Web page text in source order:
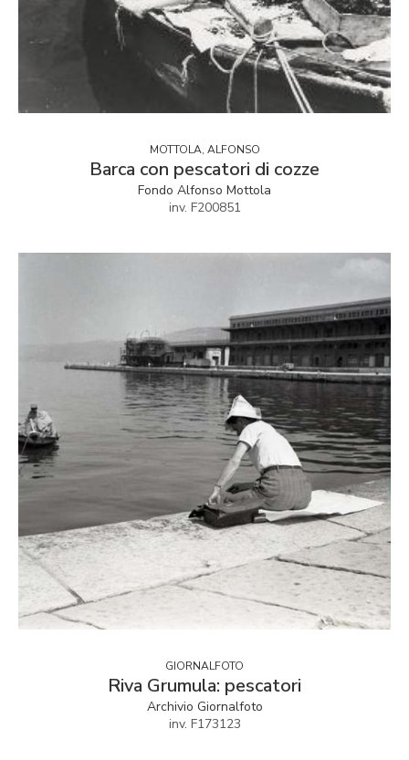
MOTTOLA, ALFONSO
Barca con pescatori di cozze
Fondo Alfonso Mottola
inv. F200851
GIORNALFOTO
Riva Grumula: pescatori
Archivio Giornalfoto
inv. F173123